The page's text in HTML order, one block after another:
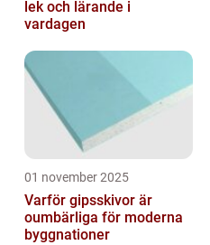
lek och lärande i
vardagen
01 november 2025
Varför gipsskivor är
oumbärliga för moderna
byggnationer